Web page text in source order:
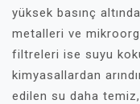
yüksek basınç
metalleri ve
filtreleri ise suyu
kimyasallardan
edilen su daha temiz,